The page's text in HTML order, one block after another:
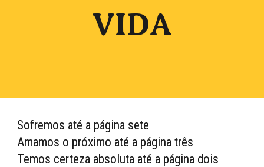
VIDA
Sofremos até a página sete
Amamos o próximo até a página três
Temos certeza absoluta até a página dois